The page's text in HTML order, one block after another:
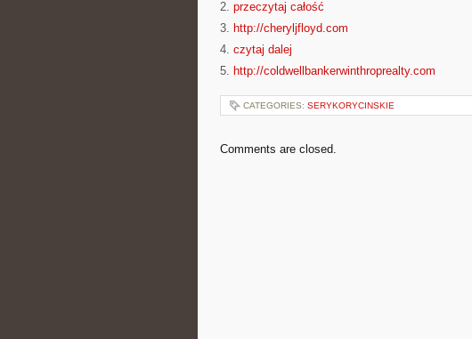
2. przeczytaj całość
3. http://cheryljfloyd.com
4. czytaj dalej
5. http://coldwellbankerwinthroprealty.com
CATEGORIES: SERYKORYCINSKIE
Comments are closed.